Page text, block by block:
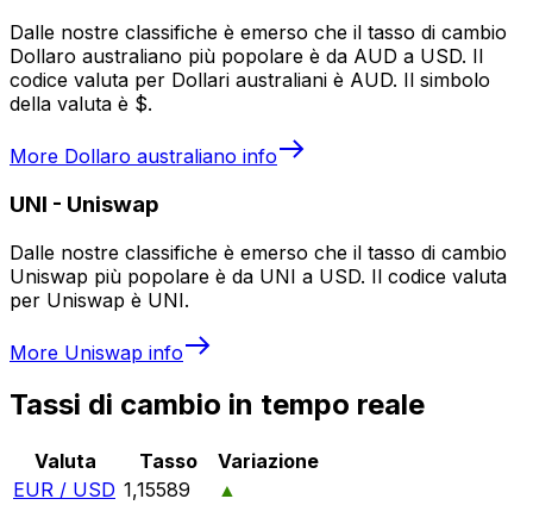
Dalle nostre classifiche è emerso che il tasso di cambio
Dollaro australiano più popolare è da AUD a USD. Il
codice valuta per Dollari australiani è AUD. Il simbolo
della valuta è $.
More Dollaro australiano info
UNI - Uniswap
Dalle nostre classifiche è emerso che il tasso di cambio
Uniswap più popolare è da UNI a USD. Il codice valuta
per Uniswap è UNI.
More Uniswap info
Tassi di cambio in tempo reale
Valuta Tasso
Variazione
EUR / USD 1,15589
▲